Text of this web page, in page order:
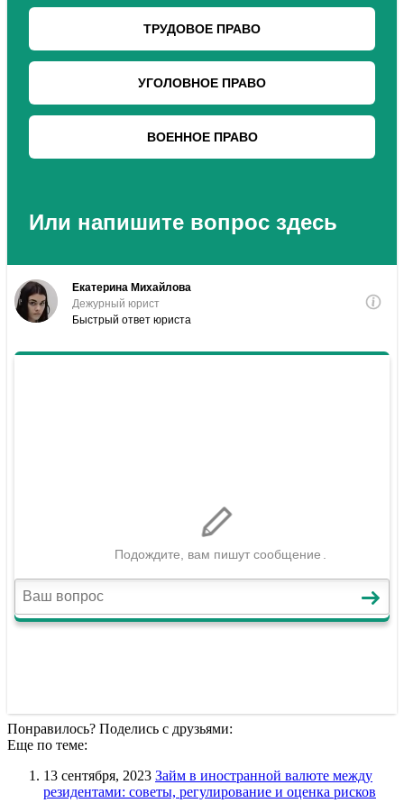
Понравилось? Поделись с друзьями:
Еще по теме:
13 сентября, 2023 Займ в иностранной валюте между
резидентами: советы, регулирование и оценка рисков